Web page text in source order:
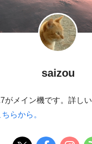
saizou
がメイン機です。詳しい
らから。